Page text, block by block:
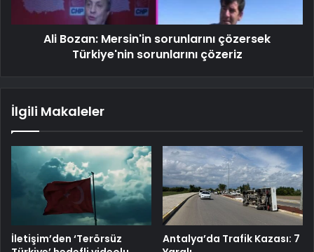
Ali Bozan: Mersin'in sorunlarını çözersek
Türkiye'nin sorunlarını çözeriz
İlgili Makaleler
İletişim’den ‘Terörsüz
Antalya’da Trafik Kazası: 7